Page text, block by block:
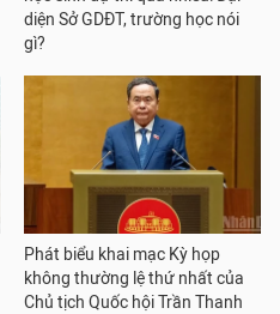
diện Sở GDĐT, trường học nói
gì?
Phát biểu khai mạc Kỳ họp
không thường lệ thứ nhất của
Chủ tịch Quốc hội Trần Thanh